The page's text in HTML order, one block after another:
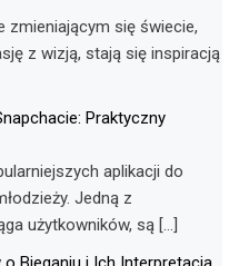
zmieniającym się świecie,
z wizją, stają się inspiracją
Praktyczny
aplikacji do
Jedną z
użytkowników, są […]